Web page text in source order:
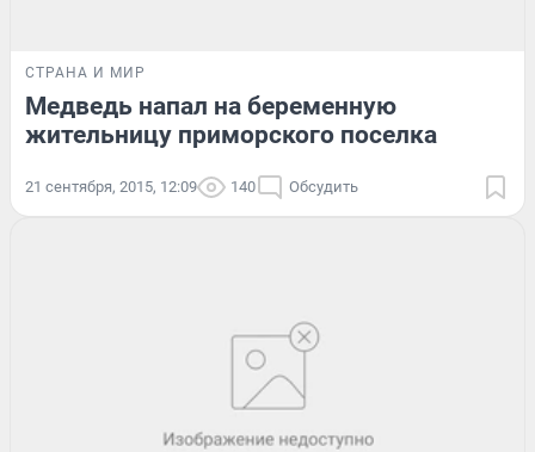
СТРАНА И МИР
Медведь напал на беременную
жительницу приморского поселка
21 сентября, 2015, 12:09 140 Обсудить